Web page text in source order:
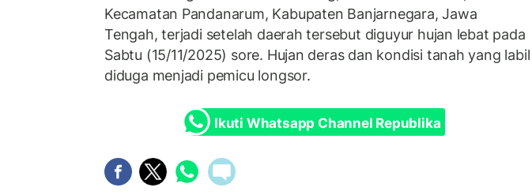
Kecamatan Pandanarum, Kabupaten Banjarnegara, Jawa
Tengah, terjadi setelah daerah tersebut diguyur hujan lebat pada
Sabtu (15/11/2025) sore. Hujan deras dan kondisi tanah yang labil
diduga menjadi pemicu longsor.
Ikuti Whatsapp Channel Republika